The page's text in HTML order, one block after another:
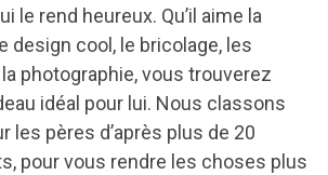
le rend heureux. Qu’il aime la
design cool, le bricolage, les
photographie, vous trouverez
idéal pour lui. Nous classons
les pères d’après plus de 20
pour vous rendre les choses plus